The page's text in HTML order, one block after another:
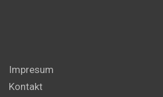
Impresum
Kontakt